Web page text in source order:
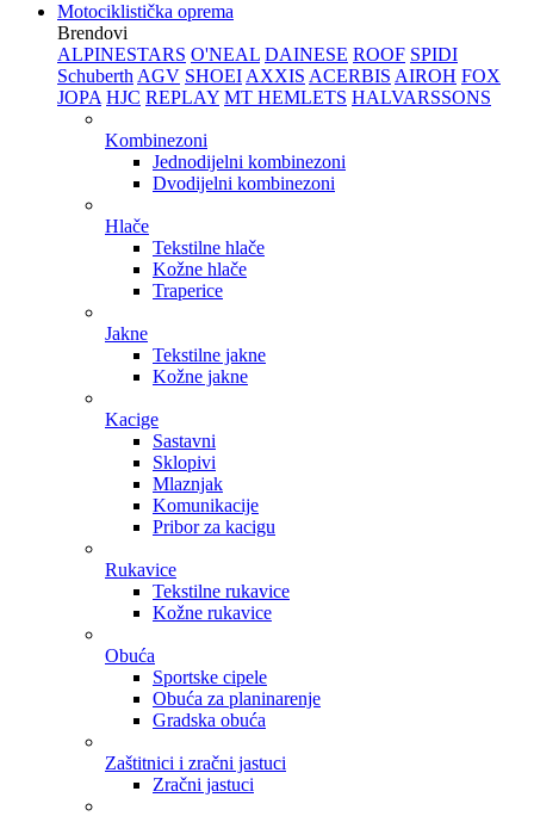
Motociklistička oprema
Brendovi
ALPINESTARS O'NEAL DAINESE ROOF SPIDI
Schuberth AGV SHOEI AXXIS ACERBIS AIROH FOX
JOPA HJC REPLAY MT HEMLETS HALVARSSONS
Kombinezoni
Jednodijelni kombinezoni
Dvodijelni kombinezoni
Hlače
Tekstilne hlače
Kožne hlače
Traperice
Jakne
Tekstilne jakne
Kožne jakne
Kacige
Sastavni
Sklopivi
Mlaznjak
Komunikacije
Pribor za kacigu
Rukavice
Tekstilne rukavice
Kožne rukavice
Obuća
Sportske cipele
Obuća za planinarenje
Gradska obuća
Zaštitnici i zračni jastuci
Zračni jastuci